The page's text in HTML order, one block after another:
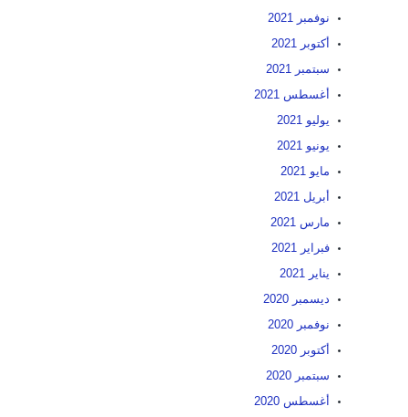
نوفمبر 2021
أكتوبر 2021
سبتمبر 2021
أغسطس 2021
يوليو 2021
يونيو 2021
مايو 2021
أبريل 2021
مارس 2021
فبراير 2021
يناير 2021
ديسمبر 2020
نوفمبر 2020
أكتوبر 2020
سبتمبر 2020
أغسطس 2020